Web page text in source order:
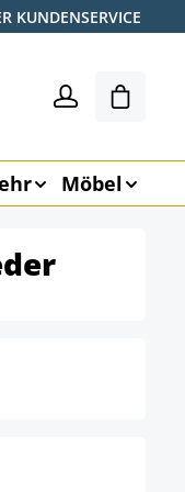
KUNDENSERVICE
Möbel